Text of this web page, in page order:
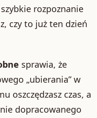
rozpoznanie
czy to już ten dzień
sprawia, że
„ubierania” w
oszczędzasz czas, a
dopracowanego